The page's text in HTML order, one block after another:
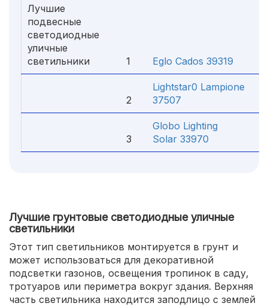
Лучшие
подвесные
светодиодные
уличные
светильники
1 Eglo Cados 39319
2
Lightstar0 Lampione
37507
3
Globo Lighting
Solar 33970
Лучшие грунтовые светодиодные уличные
светильники
Этот тип светильников монтируется в грунт и
может использоваться для декоративной
подсветки газонов, освещения тропинок в саду,
тротуаров или периметра вокруг здания. Верхняя
часть светильника находится заподлицо с землей